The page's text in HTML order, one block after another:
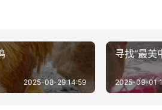
2025-08-29 14:59
寻找“最美
2025-09-01